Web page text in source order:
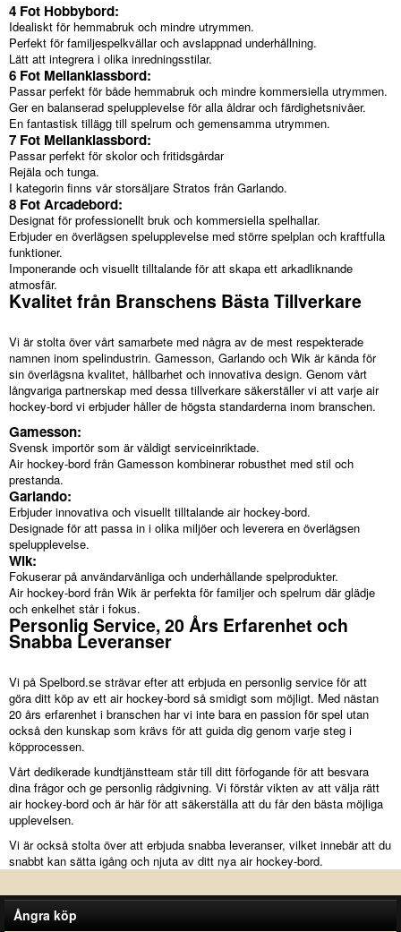
4 Fot Hobbybord:
Idealiskt för hemmabruk och mindre utrymmen.
Perfekt för familjespelkvällar och avslappnad underhållning.
Lätt att integrera i olika inredningsstilar.
6 Fot Mellanklassbord:
Passar perfekt för både hemmabruk och mindre kommersiella utrymmen.
Ger en balanserad spelupplevelse för alla åldrar och färdighetsnivåer.
En fantastisk tillägg till spelrum och gemensamma utrymmen.
7 Fot Mellanklassbord:
Passar perfekt för skolor och fritidsgårdar
Rejäla och tunga.
I kategorin finns vår storsäljare Stratos från Garlando.
8 Fot Arcadebord:
Designat för professionellt bruk och kommersiella spelhallar.
Erbjuder en överlägsen spelupplevelse med större spelplan och kraftfulla
funktioner.
Imponerande och visuellt tilltalande för att skapa ett arkadliknande
atmosfär.
Kvalitet från Branschens Bästa Tillverkare
Vi är stolta över vårt samarbete med några av de mest respekterade
namnen inom spelindustrin. Gamesson, Garlando och Wik är kända för
sin överlägsna kvalitet, hållbarhet och innovativa design. Genom vårt
långvariga partnerskap med dessa tillverkare säkerställer vi att varje air
hockey-bord vi erbjuder håller de högsta standarderna inom branschen.
Gamesson:
Svensk importör som är väldigt serviceinriktade.
Air hockey-bord från Gamesson kombinerar robusthet med stil och
prestanda.
Garlando:
Erbjuder innovativa och visuellt tilltalande air hockey-bord.
Designade för att passa in i olika miljöer och leverera en överlägsen
spelupplevelse.
Wik:
Fokuserar på användarvänliga och underhållande spelprodukter.
Air hockey-bord från Wik är perfekta för familjer och spelrum där glädje
och enkelhet står i fokus.
Personlig Service, 20 Års Erfarenhet och
Snabba Leveranser
Vi på Spelbord.se strävar efter att erbjuda en personlig service för att
göra ditt köp av ett air hockey-bord så smidigt som möjligt. Med nästan
20 års erfarenhet i branschen har vi inte bara en passion för spel utan
också den kunskap som krävs för att guida dig genom varje steg i
köpprocessen.
Vårt dedikerade kundtjänstteam står till ditt förfogande för att besvara
dina frågor och ge personlig rådgivning. Vi förstår vikten av att välja rätt
air hockey-bord och är här för att säkerställa att du får den bästa möjliga
upplevelsen.
Vi är också stolta över att erbjuda snabba leveranser, vilket innebär att du
snabbt kan sätta igång och njuta av ditt nya air hockey-bord.
Ångra köp